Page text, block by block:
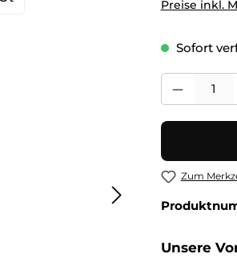
Preise inkl.
Sofort
Produkt
Zum
Unsere